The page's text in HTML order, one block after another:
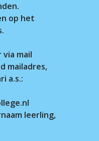
op het
mail
mailadres,
a.s.:
leerling,